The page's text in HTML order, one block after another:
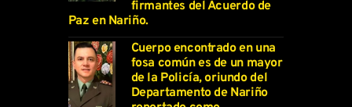
firmantes del Acuerdo de
Paz en Nariño.
Cuerpo encontrado en una
fosa común es de un mayor
de la Policía, oriundo del
Departamento de Nariño